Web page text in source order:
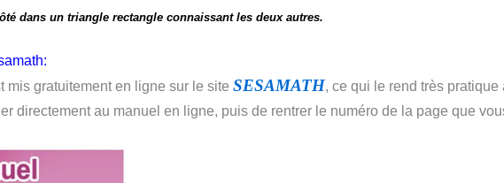
é dans un triangle rectangle connaissant les deux autres.
mis gratuitement en ligne sur le site SESAMATH, ce qui le rend très
directement au manuel en ligne, puis de rentrer le numéro de la page que